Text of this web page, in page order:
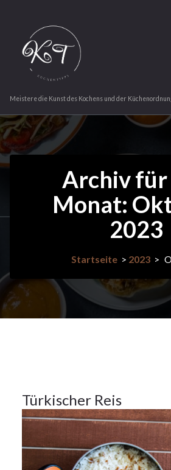
springen
Meistere die Kunst des Kochens und der
Archiv für
Monat:
2023
Startseite> 2023>
27
27Okt.
Türkischer Reis